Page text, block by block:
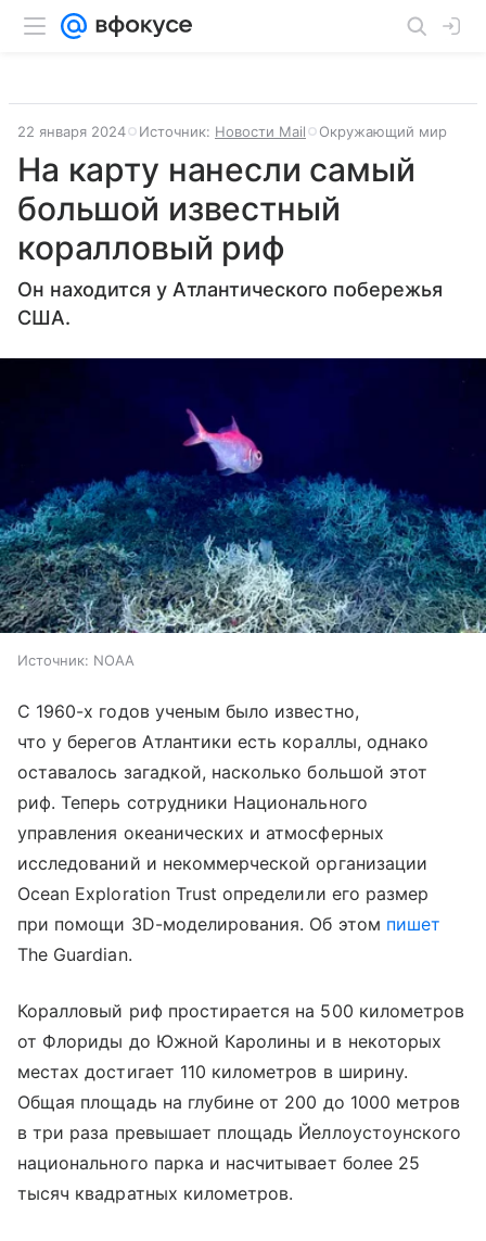
22 января 2024 Источник: Новости Mail Окружающий мир
На карту нанесли самый
большой известный
коралловый риф
Он находится у Атлантического побережья
США.
Источник: NOAA
С 1960-х годов ученым было известно,
что у берегов Атлантики есть кораллы, однако
оставалось загадкой, насколько большой этот
риф. Теперь сотрудники Национального
управления океанических и атмосферных
исследований и некоммерческой организации
Ocean Exploration Trust определили его размер
при помощи 3D-моделирования. Об этом пишет
The Guardian.
Коралловый риф простирается на 500 километров
от Флориды до Южной Каролины и в некоторых
местах достигает 110 километров в ширину.
Общая площадь на глубине от 200 до 1000 метров
в три раза превышает площадь Йеллоустоунского
национального парка и насчитывает более 25
тысяч квадратных километров.